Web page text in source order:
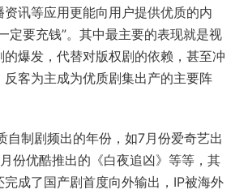
讯等应用更能向用户提供优质的内
定要充钱”。其中最主要的表现就是视
爆发，代替对版权剧的依赖，甚至冲
客为主成为优质剧集出产的主要阵
自制剧频出的年份，如7月份爱奇艺出
份优酷推出的《白夜追凶》等等，其
完成了国产剧首度向外输出，IP被海外